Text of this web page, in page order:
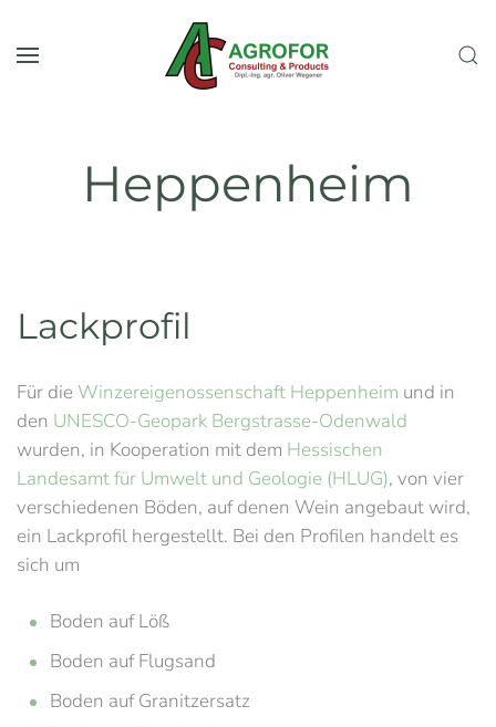
Skip to main content
Heppenheim
Lackprofil
Für dieWinzereigenossenschaft Heppenheim und in
den UNESCO-Geopark Bergstrasse-Odenwald
wurden, in Kooperation mit dem Hessischen
Landesamt für Umwelt und Geologie (HLUG), von vier
verschiedenen Böden, auf denen Wein angebaut wird,
ein Lackprofil hergestellt. Bei den Profilen handelt es
sich um
Boden auf Löß
Boden auf Flugsand
Boden auf Granitzersatz